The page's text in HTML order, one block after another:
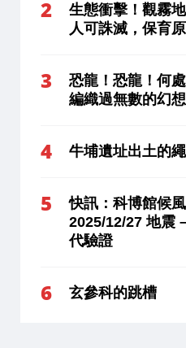
生態衝擊！觀霧
人可誅滅，保育
恐龍！恐龍！何
編織過無數的幻想
牛埔遺址出土的
快訊：科博館候
2025/12/27 地震
代驗證
玄參科的跳槽